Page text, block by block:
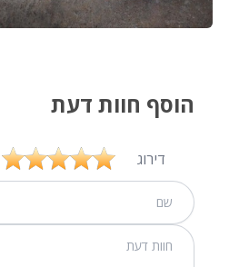
הוסף חוות דעת
דירוג